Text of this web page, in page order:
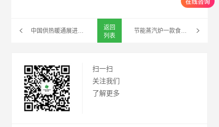
中国供热暖通展进入倒计时！凯洛欣邀您相约Ta14！
返回
列表
扫一扫
关注我们
了解更多